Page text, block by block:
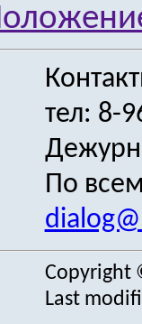
тел: 8-
По
Copyright
Last